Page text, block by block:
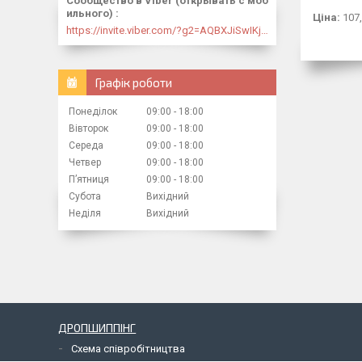
Ціна:
ильного)
Графік роботи
Понеділок 09:00
18:00
Вівторок
09:00
18:00
Середа
09:00
18:00
Четвер
09:00
18:00
Пʼятниця
09:00
18:00
Субота
Вихідний
Неділя
Вихідний
ДРОПШИППІНГ
Схема співробітництва